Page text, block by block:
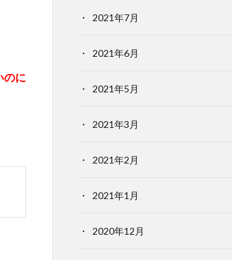
のに
2021年7月
2021年6月
2021年5月
2021年3月
2021年2月
2021年1月
2020年12月